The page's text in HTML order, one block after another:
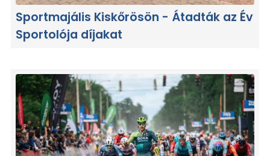
Sportmajális Kiskőrösön - Átadták az Év
Sportolója díjakat